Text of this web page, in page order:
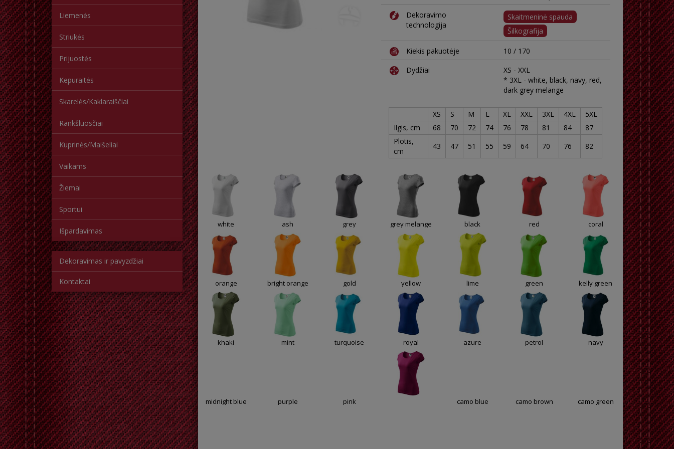
Liemenės
Striukės
Prijuostės
Kepuraitės
Skarelės/Kaklaraiščiai
Rankšluosčiai
Kuprinės/Maišeliai
Vaikams
Žiemai
Sportui
Išpardavimas
Dekoravimas ir pavyzdžiai
Kontaktai
Dekoravimo
technologija
Skaitmeninė spauda
Šilkografija
Kiekis pakuotėje
10 / 170
Dydžiai
XS - XXL
* 3XL - white, black, navy, red,
dark grey melange
XS S M L XL XXL 3XL 4XL
5XL
Ilgis, cm
68 70 72 74 76 78 81 84
87
Plotis,
cm
43 47 51 55 59 64 70 76 82
white ash grey grey melange black red coral
orange bright orange gold yellow lime green kelly green
khaki mint turquoise royal azure petrol navy
midnight blue purple pink camo blue camo brown camo green